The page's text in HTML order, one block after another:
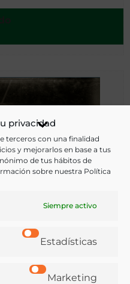
privacidad
terceros con una finalidad
y mejorarlos en base a tus
de tus hábitos de
sobre nuestra Política
Siempre activo
Estadísticas
Marketing
convento : 31 julio 1926]